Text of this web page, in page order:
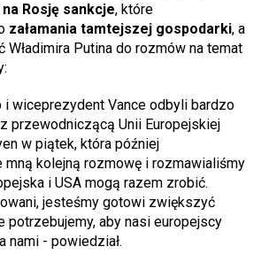
na Rosję sankcje, które
załamania tamtejszej gospodarki, a
Władimira Putina do rozmów na temat
i wiceprezydent Vance odbyli bardzo
przewodniczącą Unii Europejskiej
w piątek, która później
mną kolejną rozmowę i rozmawialiśmy
i USA mogą razem zrobić.
jesteśmy gotowi zwiększyć
potrzebujemy, aby nasi europejscy
nami - powiedział.